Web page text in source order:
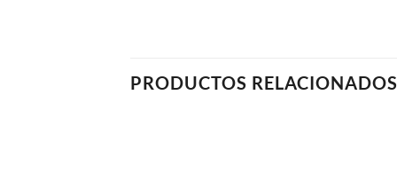
PRODUCTOS RELACIONADOS